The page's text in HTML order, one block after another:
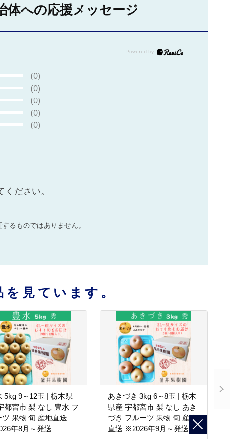
体への応援メッセージ
(0)
(0)
(0)
(0)
(0)
ください。
るものではありません。
見ています。
5kg 9～12玉 | 栃木県
都宮市 梨 なし 豊水 フ
ツ 果物 旬 産地直送
年8月～発送
あきづき 3kg 6～8玉 | 栃木
県産 宇都宮市 梨 なし あき
づき フルーツ 果物 旬 産地
直送 ※2026年9月～発送